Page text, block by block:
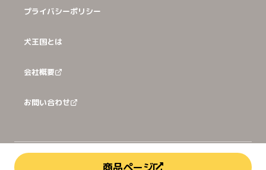
プライバシーポリシー
犬王国とは
会社概要
お問い合わせ
2026犬猫王国株式会社